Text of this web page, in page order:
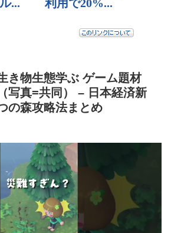
き物生態学ぶ ゲーム題材
写真=共同） – 日本経済新
の森攻略法まとめ